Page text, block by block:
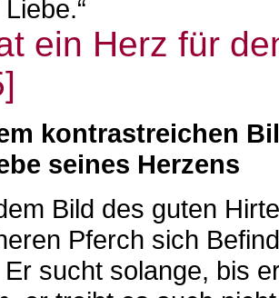
ein Herz für
kontrastreichen
seines Herzens
Bild des guten
Pferch sich
sucht solange, bis